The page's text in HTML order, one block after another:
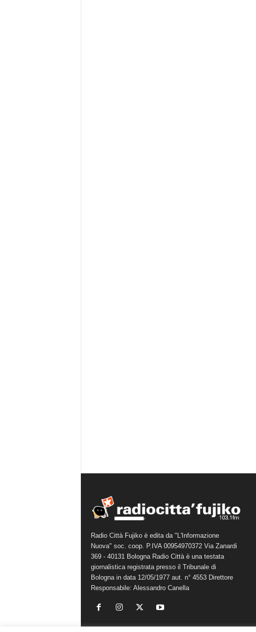
Radio Città Fujiko è edita da "L'Informazione
Nuova" soc. coop. P.IVA 00954970372 Via Zanardi
369 - 40131 Bologna Radio Città è una testata
giornalistica registrata presso il Tribunale di
Bologna in data 12/05/1977 aut. n° 4553 Direttore
Responsabile: Alessandro Canella